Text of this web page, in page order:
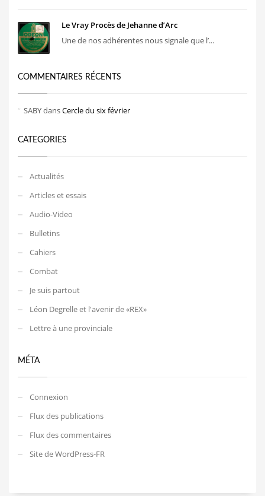
Le Vray Procès de Jehanne d’Arc
Une de nos adhérentes nous signale que l’...
COMMENTAIRES RÉCENTS
SABYdansCercle du six février
CATEGORIES
Actualités
Articles et essais
Audio-Video
Bulletins
Cahiers
Combat
Je suis partout
Léon Degrelle et l'avenir de «REX»
Lettre à une provinciale
MÉTA
Connexion
Flux des publications
Flux des commentaires
Site de WordPress-FR